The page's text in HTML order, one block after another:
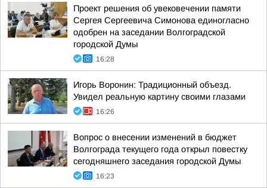
Проект решения об увековечении памяти
Сергея Сергеевича Симонова единогласно
одобрен на заседании Волгоградской
городской Думы
16:28
Игорь Воронин: Традиционный объезд.
Увидел реальную картину своими глазами
16:26
Вопрос о внесении изменений в бюджет
Волгограда текущего года открыл повестку
сегодняшнего заседания городской Думы
16:23